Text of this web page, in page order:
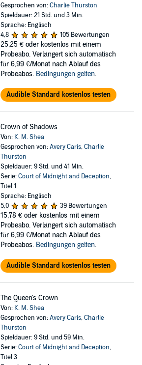
Gesprochen von:Charlie Thurston
Spieldauer: 21 Std. und 3 Min.
Sprache: Englisch
4,8
105 Bewertungen
25,25 € oder kostenlos mit einem
Probeabo. Verlängert sich automatisch
für 6,99 €/Monat nach Ablauf des
Probeabos. Bedingungen gelten.
Audible Standard kostenlos testen
Crown of Shadows
Von: K. M. Shea
Gesprochen von:Avery Caris,Charlie
Thurston
Spieldauer: 9 Std. und 41 Min.
Serie:Court of Midnight and Deception,
Titel 1
Sprache: Englisch
5,0
39 Bewertungen
15,78 € oder kostenlos mit einem
Probeabo. Verlängert sich automatisch
für 6,99 €/Monat nach Ablauf des
Probeabos. Bedingungen gelten.
Audible Standard kostenlos testen
The Queen's Crown
Von: K. M. Shea
Gesprochen von:Avery Caris,Charlie
Thurston
Spieldauer: 9 Std. und 59 Min.
Serie:Court of Midnight and Deception,
Titel 3